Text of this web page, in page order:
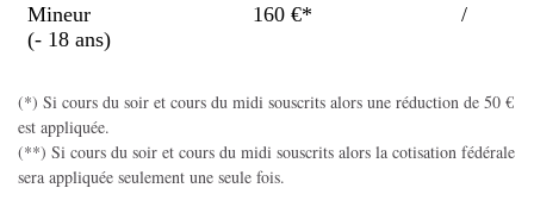
Mineur
(- 18 ans)
160 €* /
(*) Si cours du soir et cours du midi souscrits alors une réduction de 50 €
est appliquée.
(**) Si cours du soir et cours du midi souscrits alors la cotisation fédérale
sera appliquée seulement une seule fois.